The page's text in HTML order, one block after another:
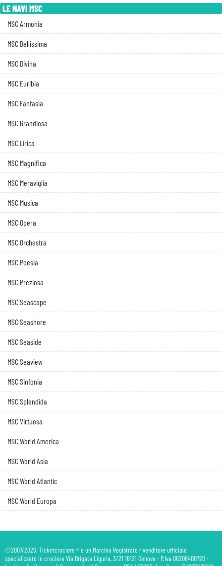
LE NAVI MSC
MSC Armonia
MSC Bellissima
MSC Divina
MSC Euribia
MSC Fantasia
MSC Grandiosa
MSC Lirica
MSC Magnifica
MSC Meraviglia
MSC Musica
MSC Opera
MSC Orchestra
MSC Poesia
MSC Preziosa
MSC Seascape
MSC Seashore
MSC Seaside
MSC Seaview
MSC Sinfonia
MSC Splendida
MSC Virtuosa
MSC World America
MSC World Asia
MSC World Atlantic
MSC World Europa
©2007/2026. Ticketcrociere ® è un Marchio Registrato rivenditore ufficiale
specializzato in crociere Via Brigata Liguria, 3/21 16121 Genova - P.Iva 06206400720 -